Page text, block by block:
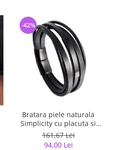
Bratara piele naturala
Simplicity cu placuta si
inchizatoare din inox
161,67 Lei
94,00 Lei
-42%